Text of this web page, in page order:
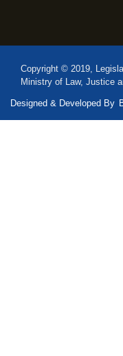
Copyright © 2019,
Ministry of Law, Justice
Designed & Developed By